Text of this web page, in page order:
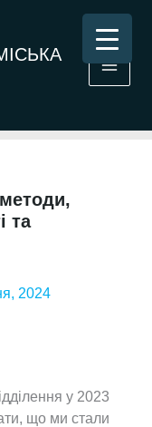
методи,
та
2024
у 2023
що ми стали